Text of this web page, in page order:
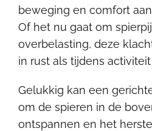
beweging en comfort
Of het nu gaat om
overbelasting, deze
in rust als tijdens
Gelukkig kan een
om de spieren in de
ontspannen en het